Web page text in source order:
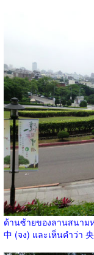
ด้านซ้ายของลานสนาม
中 (จง) และเห็นคำว่า